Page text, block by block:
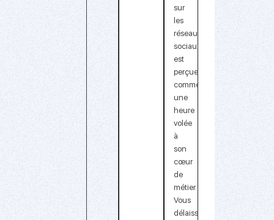
sur
les
réseaux
sociaux
est
perçue
comme
une
heure
volée
à
son
cœur
de
métier.
Vous
délaissez